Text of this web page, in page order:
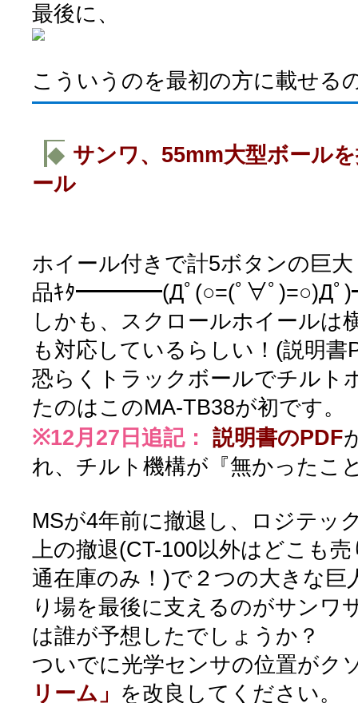
最後に、
こういうのを最初の方に載せる
◆ サンワ、55mm大型ボール
ール
ホイール付きで計5ボタンの巨
品ｷﾀ━━━━(Дﾟ(○=(ﾟ∀ﾟ
しかも、スクロールホイールは
も対応しているらしい！(説明書
恐らくトラックボールでチルト
たのはこのMA-TB38が初です。
※12月27日追記：
説明書のPDF
れ、チルト機構が『無かったこ
MSが4年前に撤退し、ロジテッ
上の撤退(CT-100以外はどこも
通在庫のみ！)で２つの大きな巨
り場を最後に支えるのがサンワ
は誰が予想したでしょうか？
ついでに光学センサの位置がク
リーム」 を改良してください。